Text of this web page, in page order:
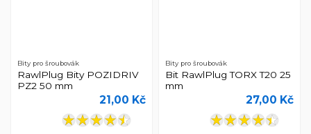
Bity pro šroubovák
RawlPlug Bity POZIDRIV
PZ2 50 mm
21,00 Kč
Bity pro šroubovák
Bit RawlPlug TORX T20 25
mm
27,00 Kč